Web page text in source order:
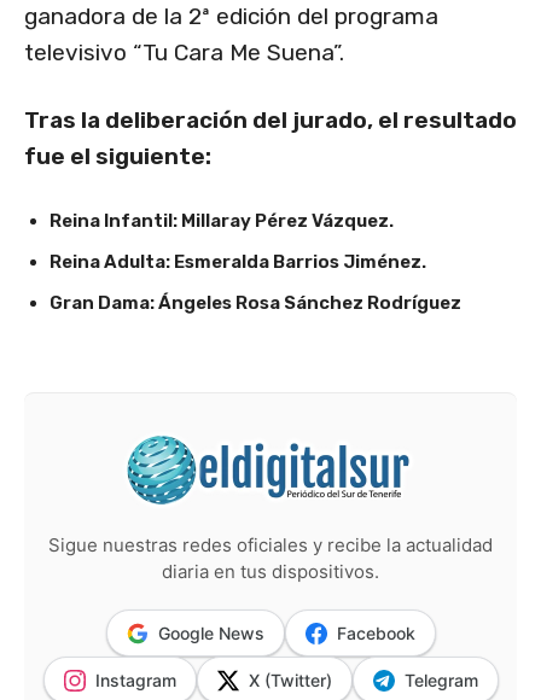
ganadora de la 2ª edición del programa
televisivo “Tu Cara Me Suena”.
Tras la deliberación del jurado, el resultado
fue el siguiente:
Reina Infantil: Millaray Pérez Vázquez.
Reina Adulta: Esmeralda Barrios Jiménez.
Gran Dama: Ángeles Rosa Sánchez Rodríguez
Sigue nuestras redes oficiales y recibe la actualidad
diaria en tus dispositivos.
Google News Facebook
Instagram X (Twitter) Telegram